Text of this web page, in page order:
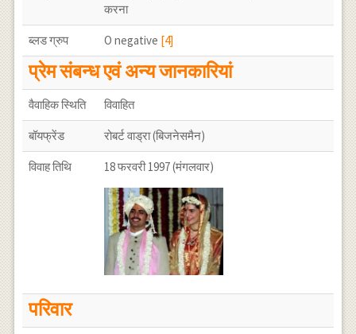
करना
ब्लड ग्रुप O negative [4]
प्रेम संबन्ध एवं अन्य जानकारियां
वैवाहिक स्थिति विवाहित
बॉयफ्रेंड रोबर्ट वाड्रा (बिजनेसमैन)
विवाह तिथि 18 फरवरी 1997 (मंगलवार)
परिवार